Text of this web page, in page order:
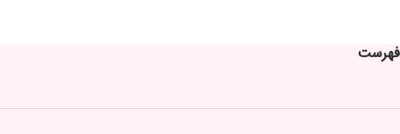
فهرست